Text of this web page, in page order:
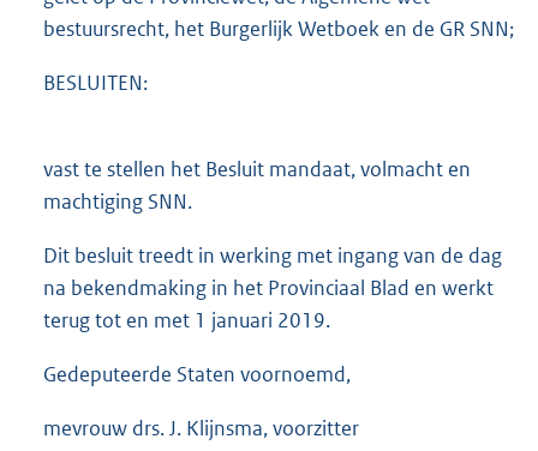
bestuursrecht, het Burgerlijk Wetboek en de GR SNN;
BESLUITEN:
vast te stellen het Besluit mandaat, volmacht en
machtiging SNN.
Dit besluit treedt in werking met ingang van de dag
na bekendmaking in het Provinciaal Blad en werkt
terug tot en met 1 januari 2019.
Gedeputeerde Staten voornoemd,
mevrouw drs. J. Klijnsma, voorzitter